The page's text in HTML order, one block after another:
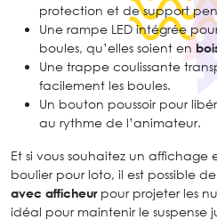
protection et de support
Une rampe LED intégrée
boules, qu’elles soient en
Une trappe coulissante
facilement les boules.
Un bouton poussoir pour
au rythme de l’animateur.
Et si vous souhaitez un
boulier pour loto, il est possible
avec afficheurpour projeter les
idéal pour maintenir le suspense